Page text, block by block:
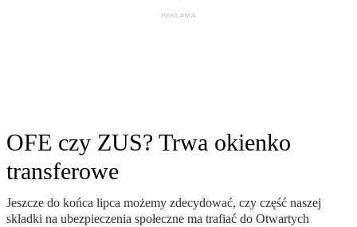
OFE czy ZUS? Trwa okienko
transferowe
Jeszcze do końca lipca możemy zdecydować, czy część naszej
składki na ubezpieczenia społeczne ma trafiać do Otwartych